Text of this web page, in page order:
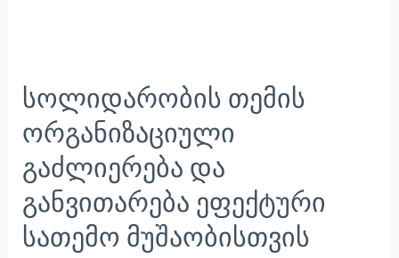
სოლიდარობის თემის
ორგანიზაციული
გაძლიერება და
განვითარება ეფექტური
სათემო მუშაობისთვის